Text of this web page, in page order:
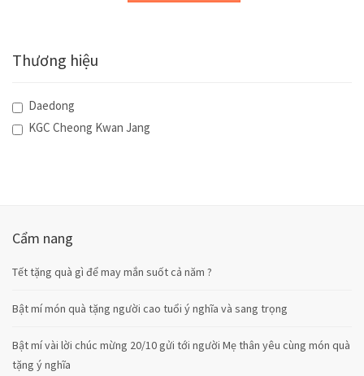
Thương hiệu
Daedong
KGC Cheong Kwan Jang
Cẩm nang
Tết tặng quà gì để may mắn suốt cả năm ?
Bật mí món quà tặng người cao tuổi ý nghĩa và sang trọng
Bật mí vài lời chúc mừng 20/10 gửi tới người Mẹ thân yêu cùng món quà
tặng ý nghĩa